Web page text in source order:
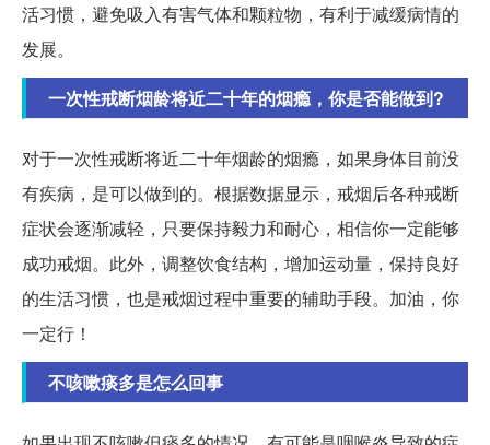
活习惯，避免吸入有害气体和颗粒物，有利于减缓病情的
发展。
一次性戒断烟龄将近二十年的烟瘾，你是否能做到?
对于一次性戒断将近二十年烟龄的烟瘾，如果身体目前没
有疾病，是可以做到的。根据数据显示，戒烟后各种戒断
症状会逐渐减轻，只要保持毅力和耐心，相信你一定能够
成功戒烟。此外，调整饮食结构，增加运动量，保持良好
的生活习惯，也是戒烟过程中重要的辅助手段。加油，你
一定行！
不咳嗽痰多是怎么回事